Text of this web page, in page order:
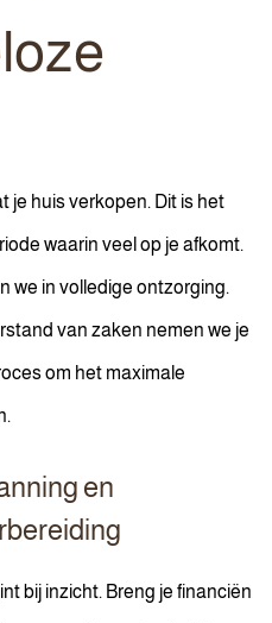
je huis verkopen. Dit is het
waarin veel op je afkomt.
we in volledige ontzorging.
van zaken nemen we je
om het maximale
en
bij inzicht. Breng je financiën